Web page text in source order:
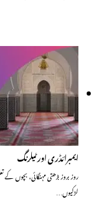
ایمبرائڈری اور ٹیلرنگ
روز بروز بڑھتی مہنگائی، بچوں
لڑکیوں…